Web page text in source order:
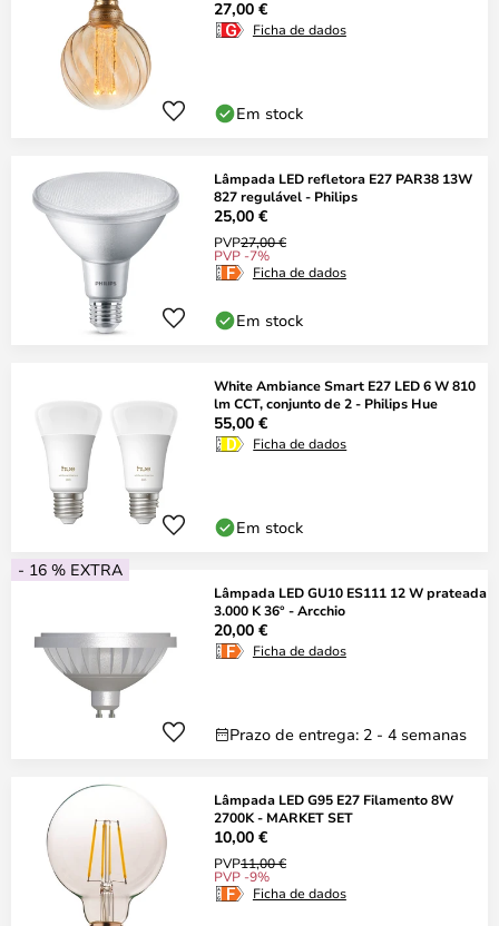
27,00 €
Ficha de dados
Em stock
Lâmpada LED refletora E27 PAR38 13W
827 regulável - Philips
25,00 €
PVP27,00 €
PVP -7%
Ficha de dados
Em stock
White Ambiance Smart E27 LED 6 W 810
lm CCT, conjunto de 2 - Philips Hue
55,00 €
Ficha de dados
Em stock
- 16 % EXTRA
Lâmpada LED GU10 ES111 12 W prateada
3.000 K 36° - Arcchio
20,00 €
Ficha de dados
Prazo de entrega: 2 - 4 semanas
Lâmpada LED G95 E27 Filamento 8W
2700K - MARKET SET
10,00 €
PVP11,00 €
PVP -9%
Ficha de dados